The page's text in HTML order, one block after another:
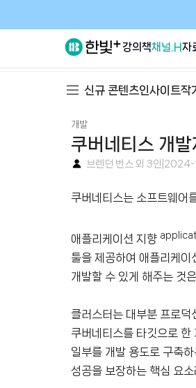
강의책채널.H자
신규 콘텐츠인사이트작
개발
쿠버네티스 개
브렌던 번스 외 3인 2024-
쿠버네티스는 소프트웨어
애플리케이션 지향
툴을 제공하여 애플리케이
개발할 수 있게 해주는 것
클러스터는 대부분 프로덕
쿠버네티스를 타깃으로 한
일부를 개발 용도로 구축
성공을 보장하는 핵심 요